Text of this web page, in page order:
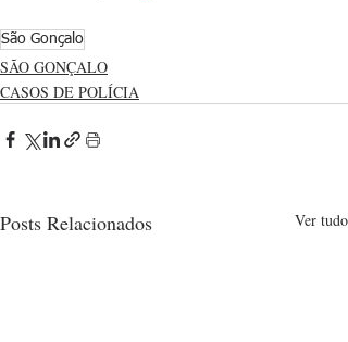
São Gonçalo
SÃO GONÇALO
CASOS DE POLÍCIA
Posts Relacionados Ver tudo